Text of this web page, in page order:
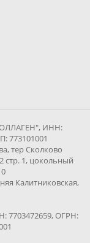
ИНН:
773101001
тер Сколково
стр. 1, цокольный
Калитниковская,
ОГРН: